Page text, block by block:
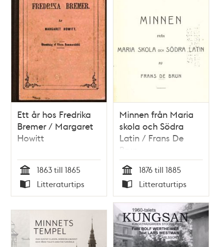
Ett år hos Fredrika
Bremer / Margaret
Howitt
Tid
1863 till 1865
Typ
Litteraturtips
Minnen från Maria
skola och Södra
Latin / Frans De
Brun
Tid
1876 till 1885
Typ
Litteraturtips